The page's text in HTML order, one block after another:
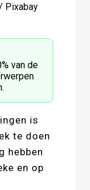
Pixabay
van de
is
te doen
hebben
en op